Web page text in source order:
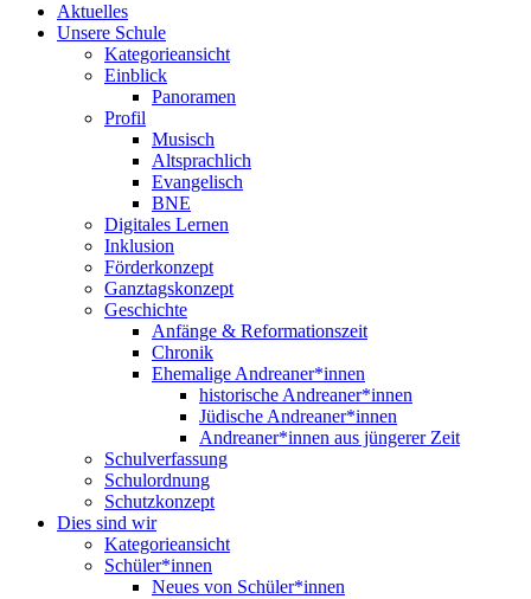
Aktuelles
Unsere Schule
Kategorieansicht
Einblick
Panoramen
Profil
Musisch
Altsprachlich
Evangelisch
BNE
Digitales Lernen
Inklusion
Förderkonzept
Ganztagskonzept
Geschichte
Anfänge & Reformationszeit
Chronik
Ehemalige Andreaner*innen
historische Andreaner*innen
Jüdische Andreaner*innen
Andreaner*innen aus jüngerer Zeit
Schulverfassung
Schulordnung
Schutzkonzept
Dies sind wir
Kategorieansicht
Schüler*innen
Neues von Schüler*innen